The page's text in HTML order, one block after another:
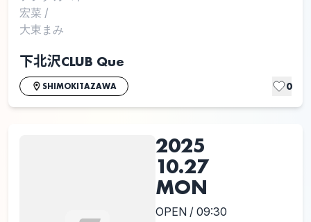
宏菜 /
大東まみ
下北沢CLUB Que
SHIMOKITAZAWA 0
2025
10.27
MON
OPEN / 09:30